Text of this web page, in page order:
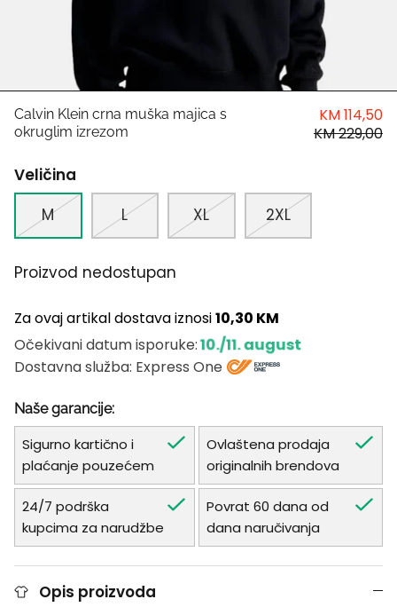
Antony Morato
LIU JO
Harvard
Calvin Klein crna muška majica s
okruglim izrezom
KM 114,50
KM 229,00
Veličina
M
L XL 2XL
Proizvod nedostupan
Za ovaj artikal dostava iznosi10,30 KM
Očekivani datum isporuke: 10./11. august
Dostavna služba: Express One
Naše garancije:
Sigurno kartično i
plaćanje pouzećem
Ovlaštena prodaja
originalnih brendova
24/7 podrška
kupcima za narudžbe
Povrat 60 dana od
dana naručivanja
Opis proizvoda